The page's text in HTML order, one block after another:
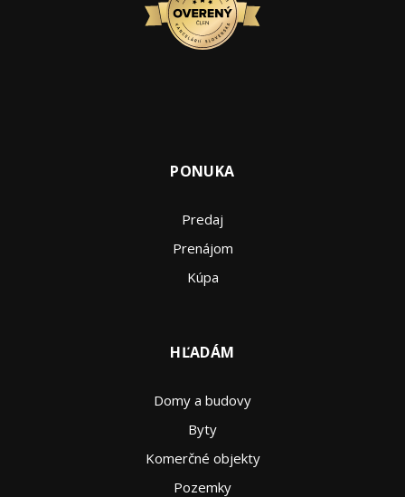
PONUKA
Predaj
Prenájom
Kúpa
HĽADÁM
Domy a budovy
Byty
Komerčné objekty
Pozemky